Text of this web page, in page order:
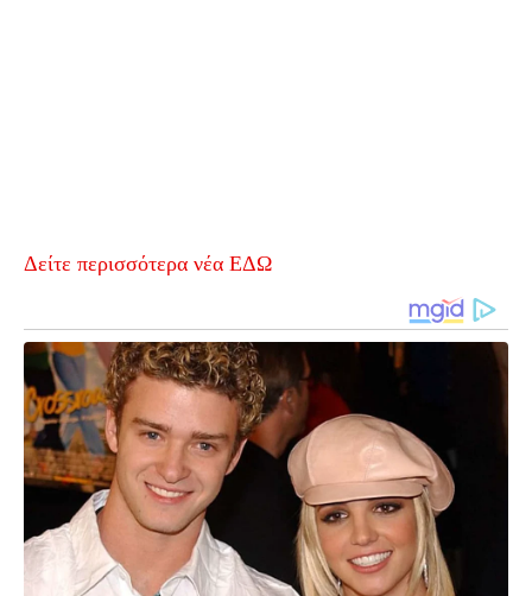
Δείτε περισσότερα νέα ΕΔΩ